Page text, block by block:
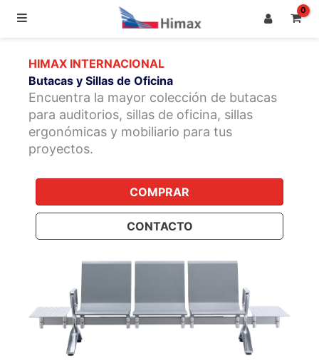
contenido
HIMAX INTERNACIONAL
Butacas y Sillas de Oficina​
Encuentra la mayor colección de butacas
para auditorios, sillas de oficina, sillas
ergonómicas y mobiliario para tus
proyectos.
COMPRAR
CONTACTO